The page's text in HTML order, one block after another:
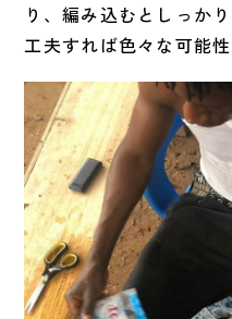
り、編み込むとしっか
工夫すれば色々な可能